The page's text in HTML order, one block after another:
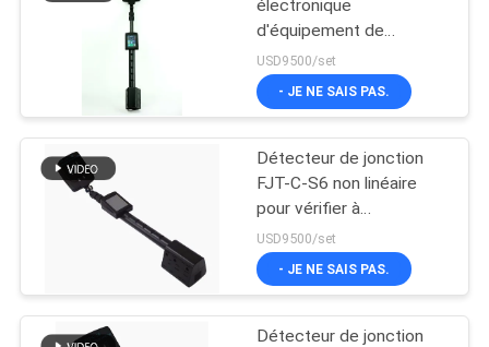
CONTRÔLE
QUALITÉ
CONTACTEZ-
NOUS
l'incendie
Matériel de
sauvetage de l'eau
électronique
d'équipement de
terrorisme de compteur
de rendement élevé
USD9500/set
- JE NE SAIS PAS.
Détecteur de jonction
FJT-C-S6 non linéaire
pour vérifier à
télécommande/téléphones
portables
USD9500/set
- JE NE SAIS PAS.
Détecteur de jonction